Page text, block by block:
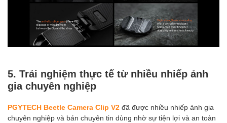
5. Trải nghiệm thực tế từ nhiều nhiếp ảnh
gia chuyên nghiệp
PGYTECH Beetle Camera Clip V2 đã được nhiều nhiếp ảnh gia
chuyên nghiệp và bán chuyên tin dùng nhờ sự tiện lợi và an toàn